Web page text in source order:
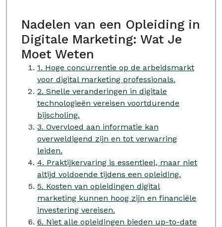
Nadelen van een Opleiding in
Digitale Marketing: Wat Je
Moet Weten
1. Hoge concurrentie op de arbeidsmarkt
voor digital marketing professionals.
2. Snelle veranderingen in digitale
technologieën vereisen voortdurende
bijscholing.
3. Overvloed aan informatie kan
overweldigend zijn en tot verwarring
leiden.
4. Praktijkervaring is essentieel, maar niet
altijd voldoende tijdens een opleiding.
5. Kosten van opleidingen digital
marketing kunnen hoog zijn en financiële
investering vereisen.
6. Niet alle opleidingen bieden up-to-date